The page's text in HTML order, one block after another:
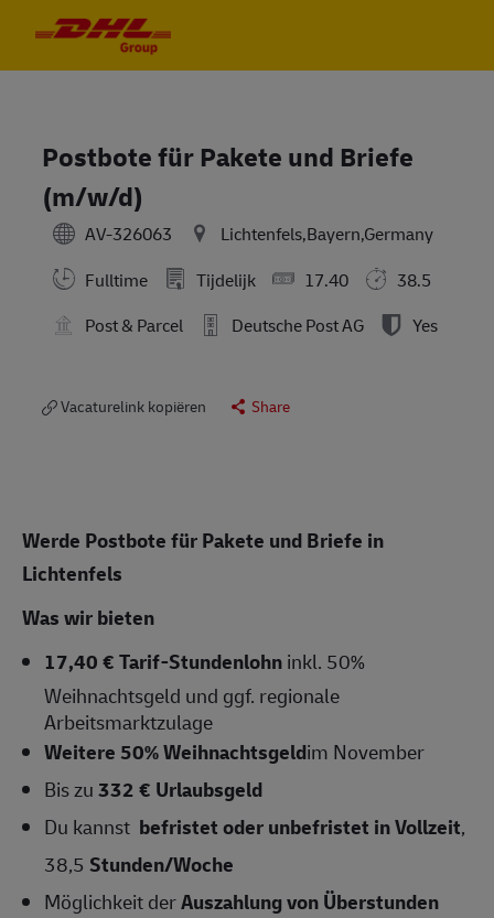
Postbote für Pakete und Briefe
(m/w/d)
AV-326063
Lichtenfels,Bayern,Germany
Fulltime
Tijdelijk 17.40
38.5
Post & Parcel
Deutsche Post AG Yes
Vacaturelink kopiëren Share
Werde Postbote für Pakete und Briefe in
Lichtenfels
Was wir bieten
17,40 € Tarif-Stundenlohninkl. 50%
Weihnachtsgeld und ggf. regionale
Arbeitsmarktzulage
Weitere 50% Weihnachtsgeldim November
Bis zu332 € Urlaubsgeld
Du kannst befristet oderunbefristet in Vollzeit,
38,5 Stunden/Woche
Möglichkeit derAuszahlung von Überstunden